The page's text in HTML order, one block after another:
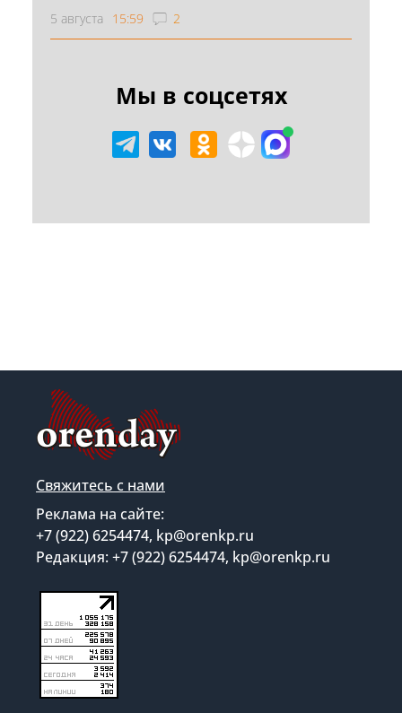
5 августа 15:59 2
Мы в соцсетях
Свяжитесь с нами
Реклама на сайте:
+7 (922) 6254474, kp@orenkp.ru
Редакция: +7 (922) 6254474, kp@orenkp.ru